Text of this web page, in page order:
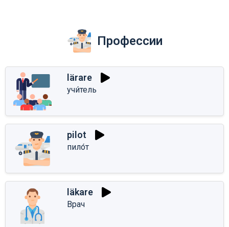
Профессии
lärare
учи́тель
pilot
пило́т
läkare
Врач